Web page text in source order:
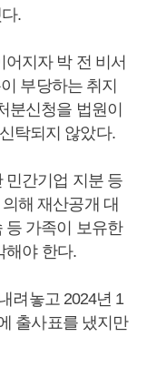
.
지자 박 전 비서
부당하는 취지
분신청을 법원이
탁되지 않았다.
민간기업 지분 등
해 재산공개 대
등 가족이 보유한
해야 한다.
려놓고 2024년 1
출사표를 냈지만